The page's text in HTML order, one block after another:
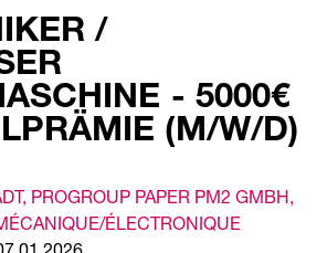
/
- 5000€
(M/W/D)
, PROGROUP PAPER PM2 GMBH,
ÉLECTRONIQUE